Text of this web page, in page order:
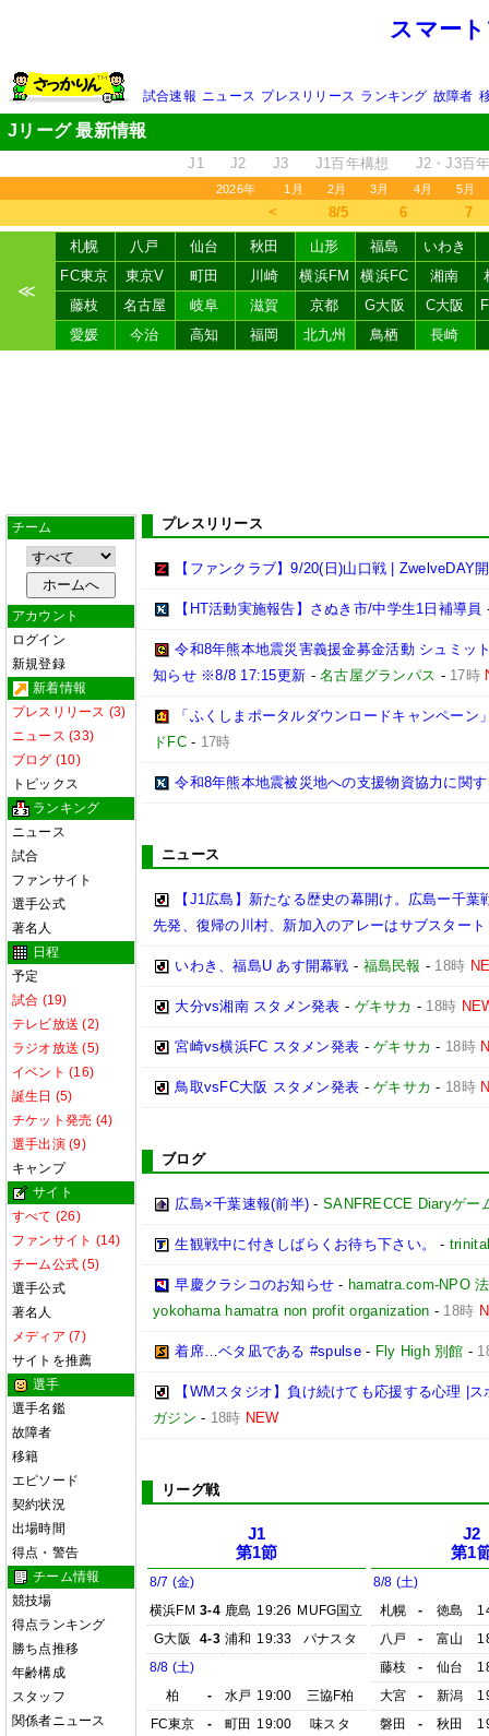
スマー
試合速報 ニュース プレスリリース ランキング 故障者
Jリーグ 最新情報
J1 J2 J3 J1百年構想 J2・J3百
2026年 1月 2月 3月 4月 5月
＜ 8/5 6 7
≪
札幌 八戸 仙台 秋田 山形 福島
いわき
FC東京
東京V 町田 川崎 横浜FM 横浜FC 湘南
藤枝
名古屋 岐阜 滋賀 京都 G大阪 C大阪
愛媛
今治 高知 福岡 北九州 鳥栖 長崎
チーム
アカウント
ログイン
新規登録
新着情報
プレスリリース (3)
ニュース (33)
ブログ (10)
トピックス
ランキング
ニュース
試合
ファンサイト
選手公式
著名人
日程
予定
試合 (19)
テレビ放送 (2)
ラジオ放送 (5)
イベント (16)
誕生日 (5)
チケット発売 (4)
選手出演 (9)
キャンプ
サイト
すべて (26)
ファンサイト (14)
チーム公式 (5)
選手公式
著名人
メディア (7)
サイトを推薦
選手
選手名鑑
故障者
移籍
エピソード
契約状況
出場時間
得点・警告
チーム情報
競技場
得点ランキング
勝ち点推移
年齢構成
スタッフ
関係者ニュース
プレスリリース
【ファンクラブ】9/20(日)山口戦 | ZwelveDAY
【HT活動実施報告】さぬき市/中学生1日補導員
令和8年熊本地震災害義援金募金活動 シュミッ
知らせ ※8/8 17:15更新 -名古屋グランパス - 17時
「ふくしまポータルダウンロードキャンペーン
ドFC- 17時
令和8年熊本地震被災地への支援物資協力に関
ニュース
【J1広島】新たなる歴史の幕開け。広島ー千
先発、復帰の川村、新加入のアレーはサブスタート
いわき、福島U あす開幕戦 - 福島民報 - 18時
大分vs湘南 スタメン発表 - ゲキサカ - 18時
宮崎vs横浜FC スタメン発表 -ゲキサカ - 18時
鳥取vsFC大阪 スタメン発表 -ゲキサカ - 18時
ブログ
広島×千葉速報(前半) -SANFRECCE Diaryゲー
生観戦中に付きしばらくお待ち下さい。 -
早慶クラシコのお知らせ - hamatra.com-NPO
yokohama hamatra non profit organization - 18時
着席…ベタ凪である #spulse- Fly High 別館 -
【WMスタジオ】負け続けても応援する心理 |
ガジン - 18時 NEW
リーグ戦
J1
第1節
8/7 (金)
横浜FM 3-4 鹿島 19:26 MUFG国立
G大阪
4-3 浦和 19:33
パナスタ
8/8 (土)
柏
- 水戸 19:00
三協F柏
FC東京
- 町田 19:00
味スタ
J2
第1
8/8 (土)
札幌
- 徳島
八戸
- 富山
藤枝
- 仙台
大宮
- 新潟
磐田
- 秋田